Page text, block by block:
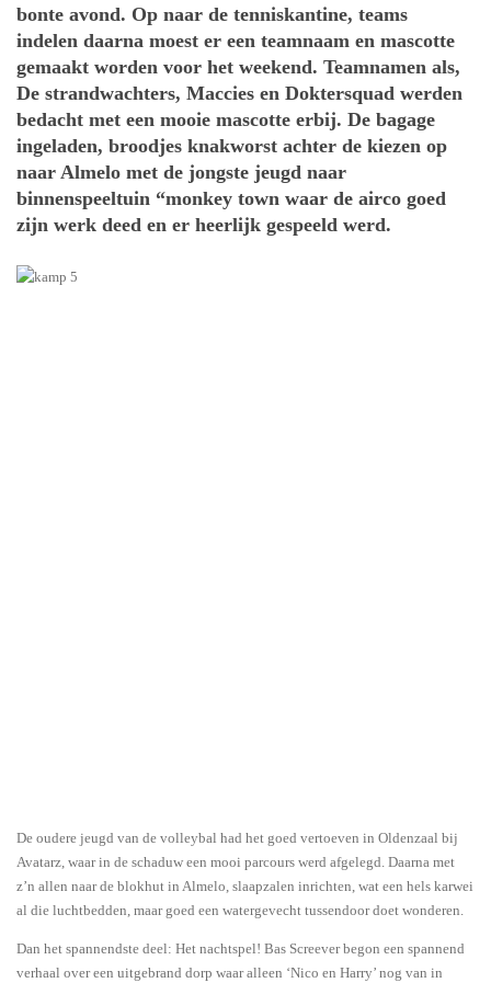
bonte avond. Op naar de tenniskantine, teams
indelen daarna moest er een teamnaam en mascotte
gemaakt worden voor het weekend. Teamnamen als,
De strandwachters, Maccies en Doktersquad werden
bedacht met een mooie mascotte erbij. De bagage
ingeladen, broodjes knakworst achter de kiezen op
naar Almelo met de jongste jeugd naar
binnenspeeltuin “monkey town waar de airco goed
zijn werk deed en er heerlijk gespeeld werd.
De oudere jeugd van de volleybal had het goed vertoeven in Oldenzaal bij
Avatarz, waar in de schaduw een mooi parcours werd afgelegd. Daarna met
z’n allen naar de blokhut in Almelo, slaapzalen inrichten, wat een hels karwei
al die luchtbedden, maar goed een watergevecht tussendoor doet wonderen.
Dan het spannendste deel: Het nachtspel! Bas Screever begon een spannend
verhaal over een uitgebrand dorp waar alleen ‘Nico en Harry’ nog van in